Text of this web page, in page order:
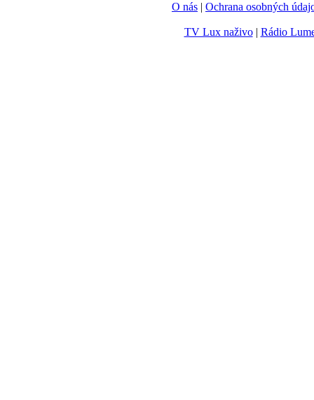
O nás | Ochrana osobných
TV Lux naživo| Rádio